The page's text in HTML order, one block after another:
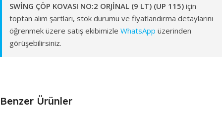
SWİNG ÇÖP KOVASI NO:2 ORJİNAL (9 LT) (UP 115) için
toptan alım şartları, stok durumu ve fiyatlandırma detaylarını
öğrenmek üzere satış ekibimizle WhatsApp üzerinden
görüşebilirsiniz.
Benzer Ürünler